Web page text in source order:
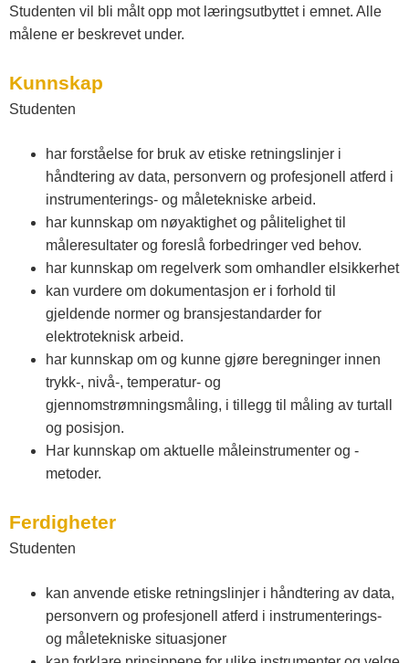
o
l
o
g
t
e
l
e
a
r
Studenten vil bli målt opp mot læringsutbyttet i emnet. Alle
målene er beskrevet under.
Kunnskap
Studenten
har forståelse for bruk av etiske retningslinjer i
håndtering av data, personvern og profesjonell atferd i
instrumenterings- og måletekniske arbeid.
har kunnskap om nøyaktighet og pålitelighet til
måleresultater og foreslå forbedringer ved behov.
har kunnskap om regelverk som omhandler elsikkerhet
kan vurdere om dokumentasjon er i forhold til
gjeldende normer og bransjestandarder for
elektroteknisk arbeid.
har kunnskap om og kunne gjøre beregninger innen
trykk-, nivå-, temperatur- og
gjennomstrømningsmåling, i tillegg til måling av turtall
og posisjon.
Har kunnskap om aktuelle måleinstrumenter og -
metoder.
Ferdigheter
Studenten
kan anvende etiske retningslinjer i håndtering av data,
personvern og profesjonell atferd i instrumenterings-
og måletekniske situasjoner